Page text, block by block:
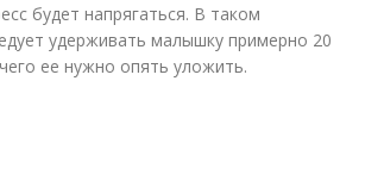
будет напрягаться. В таком
удерживать малышку примерно 20
ее нужно опять уложить.